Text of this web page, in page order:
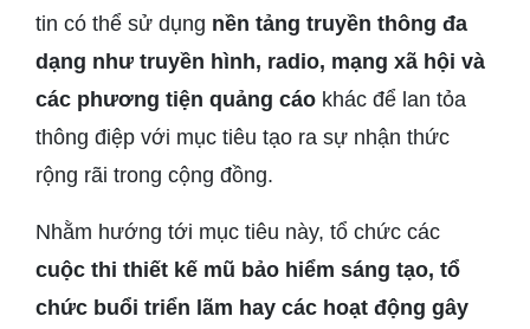
tin có thể sử dụng nền tảng truyền thông đa
dạng như truyền hình, radio, mạng xã hội và
các phương tiện quảng cáo khác để lan tỏa
thông điệp với mục tiêu tạo ra sự nhận thức
rộng rãi trong cộng đồng.
Nhằm hướng tới mục tiêu này, tổ chức các
cuộc thi thiết kế mũ bảo hiểm sáng tạo, tổ
chức buổi triển lãm hay các hoạt động gây